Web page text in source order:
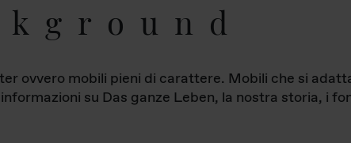
ovvero mobili pieni di carattere. Mobili che si
su Das ganze Leben, la nostra storia, i